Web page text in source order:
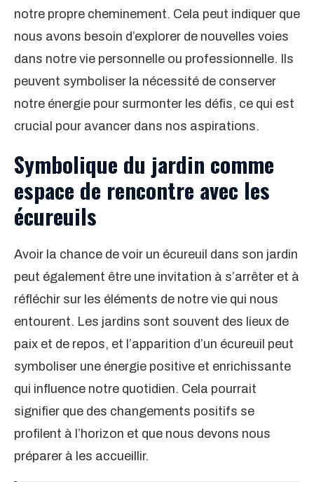
notre propre cheminement. Cela peut indiquer que
nous avons besoin d’explorer de nouvelles voies
dans notre vie personnelle ou professionnelle. Ils
peuvent symboliser la nécessité de conserver
notre énergie pour surmonter les défis, ce qui est
crucial pour avancer dans nos aspirations.
Symbolique du jardin comme
espace de rencontre avec les
écureuils
Avoir la chance de voir un écureuil dans son jardin
peut également être une invitation à s’arrêter et à
réfléchir sur les éléments de notre vie qui nous
entourent. Les jardins sont souvent des lieux de
paix et de repos, et l’apparition d’un écureuil peut
symboliser une énergie positive et enrichissante
qui influence notre quotidien. Cela pourrait
signifier que des changements positifs se
profilent à l’horizon et que nous devons nous
préparer à les accueillir.